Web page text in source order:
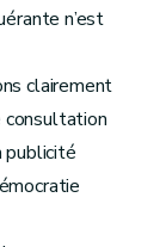
n’est
clairement
consultation
publicité